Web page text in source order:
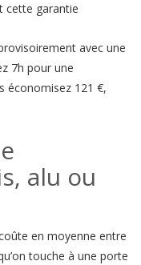
cette garantie
avec une
7h pour une
économisez 121 €,
alu ou
en moyenne entre
touche à une porte